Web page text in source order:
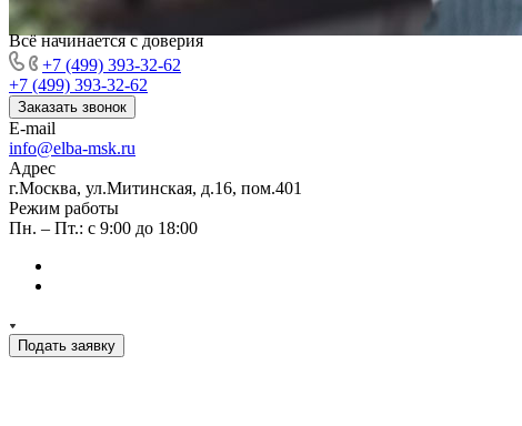
Всё начинается с доверия
+7 (499) 393-32-62
+7 (499) 393-32-62
Заказать звонок
E-mail
info@elba-msk.ru
Адрес
г.Москва, ул.Митинская, д.16, пом.401
Режим работы
Пн. – Пт.: с 9:00 до 18:00
Подать заявку